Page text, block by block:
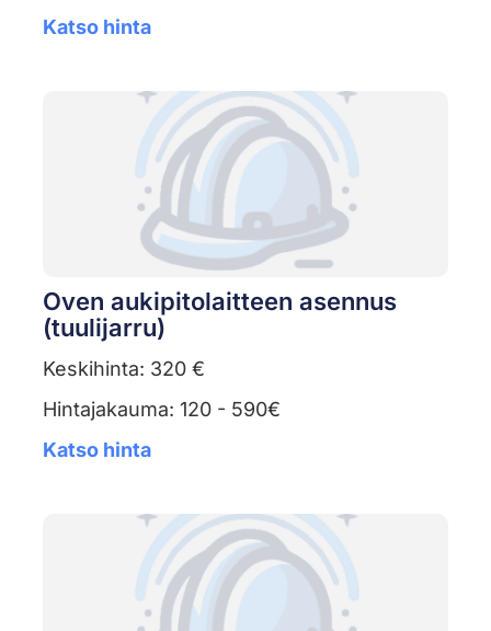
Katso hinta
Oven aukipitolaitteen asennus
(tuulijarru)
Keskihinta: 320 €
Hintajakauma: 120 - 590€
Katso hinta